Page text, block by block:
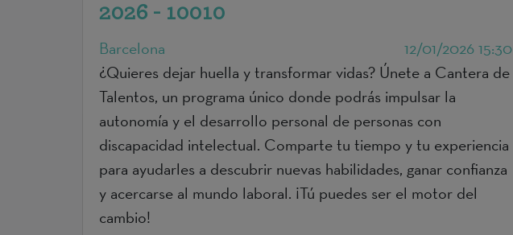
2026 - 10010
Barcelona
12/01/2026 15:30
¿Quieres dejar huella y transformar vidas? Únete a Cantera de
Talentos, un programa único donde podrás impulsar la
autonomía y el desarrollo personal de personas con
discapacidad intelectual. Comparte tu tiempo y tu experiencia
para ayudarles a descubrir nuevas habilidades, ganar confianza
y acercarse al mundo laboral. ¡Tú puedes ser el motor del
cambio!